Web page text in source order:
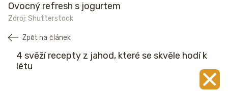
Ovocný refresh s jogurtem
Zdroj: Shutterstock
Zpět na článek
4 svěží recepty z jahod, které se skvěle hodí k
létu